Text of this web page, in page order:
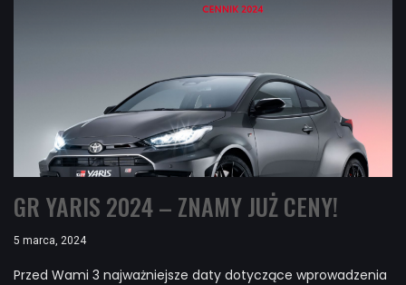
GR YARIS 2024 – ZNAMY JUŻ CENY!
5 marca, 2024
Przed Wami 3 najważniejsze daty dotyczące wprowadzenia